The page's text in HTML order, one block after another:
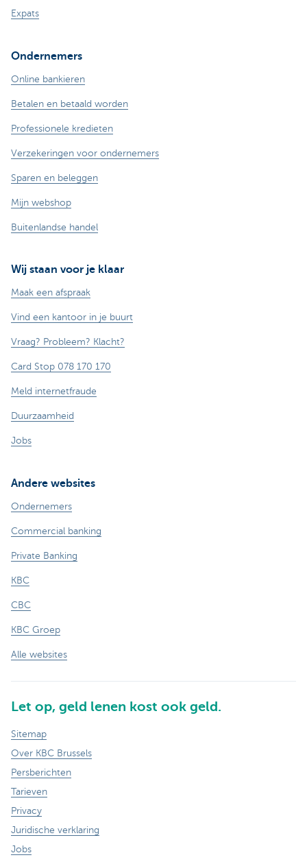
Expats
Ondernemers
Online bankieren
Betalen en betaald worden
Professionele kredieten
Verzekeringen voor ondernemers
Sparen en beleggen
Mijn webshop
Buitenlandse handel
Wij staan voor je klaar
Maak een afspraak
Vind een kantoor in je buurt
Vraag? Probleem? Klacht?
Card Stop 078 170 170
Meld internetfraude
Duurzaamheid
Jobs
Andere websites
Ondernemers
Commercial banking
Private Banking
KBC
CBC
KBC Groep
Alle websites
Let op, geld lenen kost ook geld.
Sitemap
Over KBC Brussels
Persberichten
Tarieven
Privacy
Juridische verklaring
Jobs